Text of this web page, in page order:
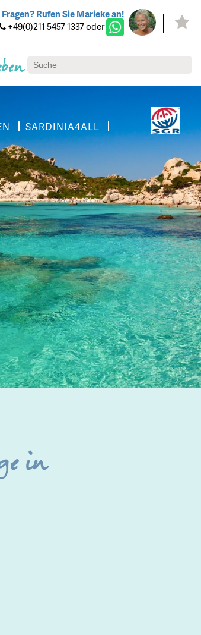
Fragen? Rufen Sie Marieke an!
+49(0)211 5457 1337 oder
SARDINIA4ALL
in